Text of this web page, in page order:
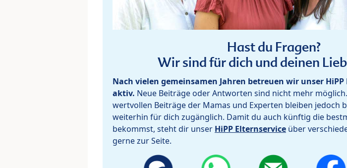
Hast du Fragen?
Wir sind für dich und deinen
Nach vielen gemeinsamen Jahren betreuen wir unser
aktiv. Neue Beiträge oder Antworten sind nicht mehr
wertvollen Beiträge der Mamas und Experten bleiben jedoch
weiterhin für dich zugänglich. Damit du auch künftig die
bekommst, steht dir unser HiPP Elternservice über
gerne zur Seite.